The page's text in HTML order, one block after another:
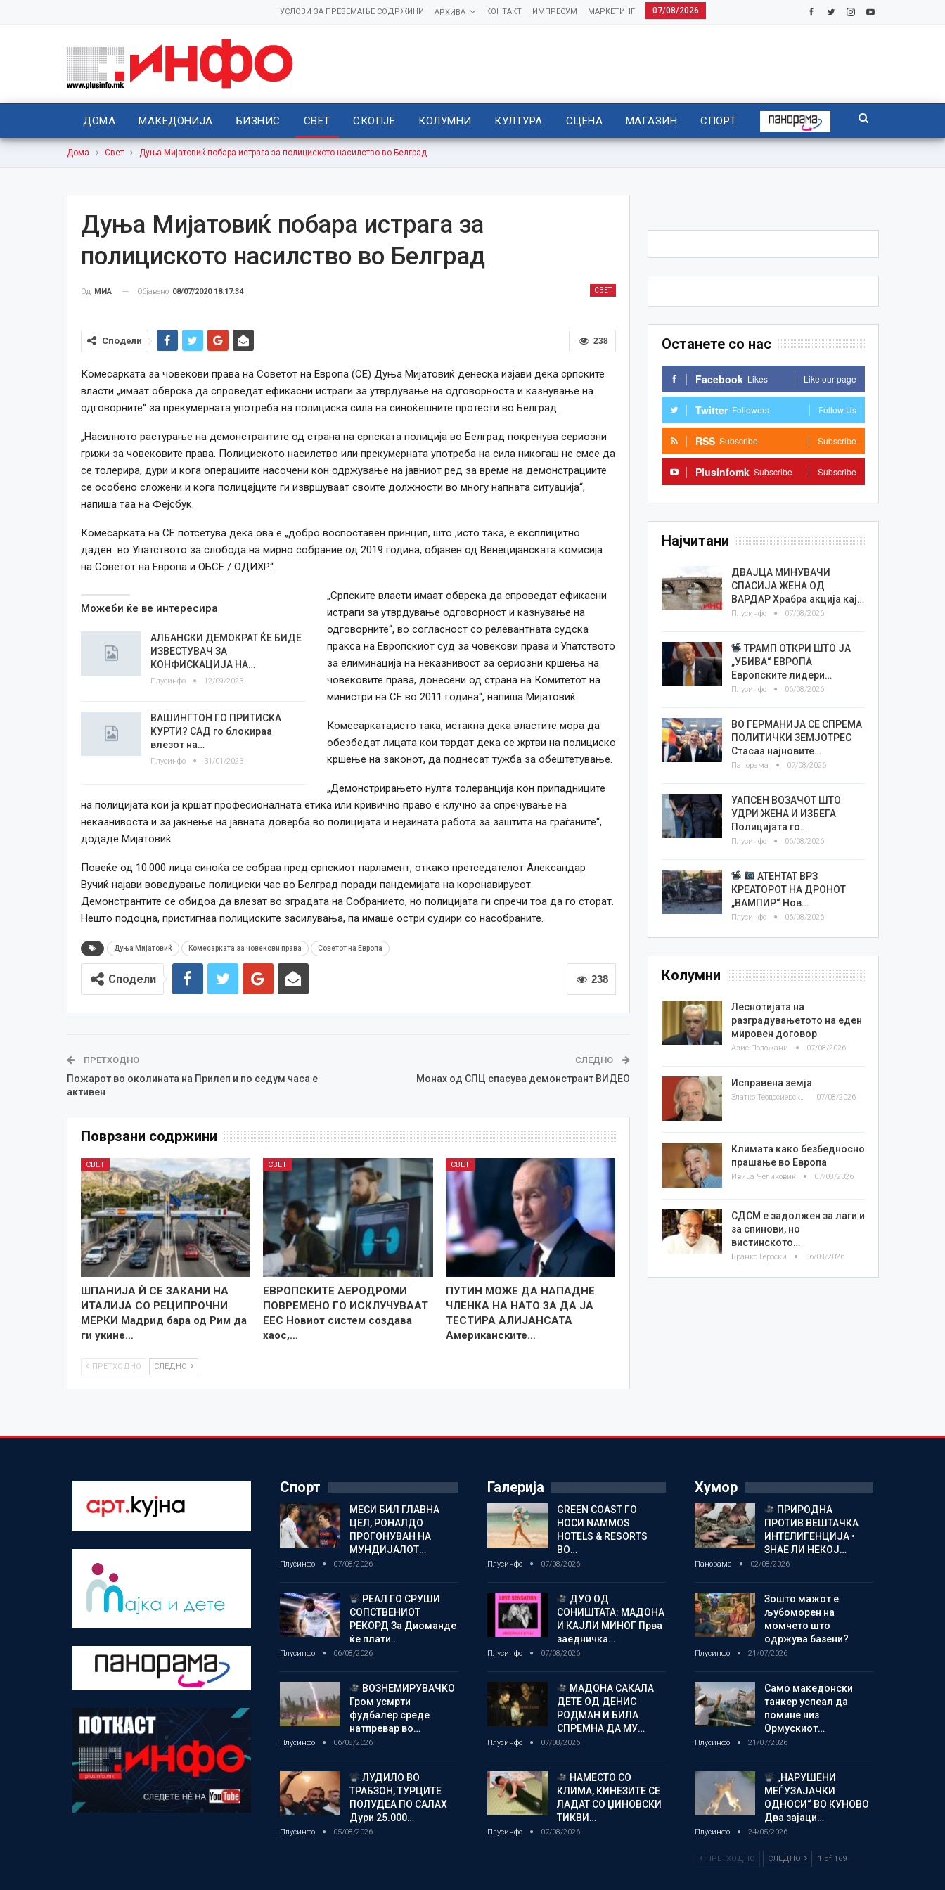
07/08/2026
МАРКЕТИНГ
ИМПРЕСУМ
КОНТАКТ
АРХИВА
УСЛОВИ ЗА ПРЕЗЕМАЊЕ СОДРЖИНИ
ДОМА МАКЕДОНИЈА БИЗНИС СВЕТ СКОПЈЕ КОЛУМНИ КУЛТУРА СЦЕНА МАГАЗИН СПОРТ
Дома Свет Дуња Мијатовиќ побара истрага за полициското насилство во Белград
Дуња Мијатовиќ побара истрага за
полициското насилство во Белград
СВЕТ
Од МИА Објавено 08/07/2020 18:17:34
238
Сподели
Комесарката за човекови права на Советот на Европа (СЕ) Дуња Мијатовиќ денеска изјави дека српските
власти „имаат обврска да спроведат ефикасни истраги за утврдување на одговорноста и казнување на
одговорните“ за прекумерната употреба на полициска сила на синоќешните протести во Белград.
„Насилното растурање на демонстрантите од страна на српската полиција во Белград покренува сериозни
грижи за човековите права. Полициското насилство или прекумерната употреба на сила никогаш не смее да
се толерира, дури и кога операциите насочени кон одржување на јавниот ред за време на демонстрациите
се особено сложени и кога полицајците ги извршуваат своите должности во многу напната ситуација“,
напиша таа на Фејсбук.
Комесарката на СЕ потсетува дека ова е „добро воспоставен принцип, што ,исто така, е експлицитно
даден во Упатството за слобода на мирно собрание од 2019 година, објавен од Венецијанската комисија
на Советот на Европа и ОБСЕ / ОДИХР“.
Можеби ќе ве интересира
АЛБАНСКИ ДЕМОКРАТ ЌЕ БИДЕ
ИЗВЕСТУВАЧ ЗА
КОНФИСКАЦИЈА НА…
Плусинфо 12/09/2023
ВАШИНГТОН ГО ПРИТИСКА
КУРТИ? САД го блокираа
влезот на…
Плусинфо 31/01/2023
„Српските власти имаат обврска да спроведат ефикасни
истраги за утврдување одговорност и казнување на
одговорните“, во согласност со релевантната судска
пракса на Европскиот суд за човекови права и Упатството
за елиминација на неказнивост за сериозни кршења на
човековите права, донесени од страна на Комитетот на
министри на СЕ во 2011 година“, напиша Мијатовиќ
Комесарката,исто така, истакна дека властите мора да
обезбедат лицата кои тврдат дека се жртви на полициско
кршење на законот, да поднесат тужба за обештетување.
„Демонстрирањето нулта толеранција кон припадниците
на полицијата кои ја кршат професионалната етика или кривично право е клучно за спречување на
неказнивоста и за јакнење на јавната доверба во полицијата и нејзината работа за заштита на граѓаните“,
додаде Мијатовиќ.
Повеќе од 10.000 лица синоќа се собраа пред српскиот парламент, откако претседателот Александар
Вучиќ најави воведување полициски час во Белград поради пандемијата на коронавирусот.
Демонстрантите се обидоа да влезат во зградата на Собранието, но полицијата ги спречи тоа да го сторат.
Нешто подоцна, пристигнаа полициските засилувања, па имаше остри судири со насобраните.
Дуња Мијатовиќ Комесарката за човекови права Советот на Европа
238
Сподели
ПРЕТХОДНО
Пожарот во околината на Прилеп и по седум часа е
активен
СЛЕДНО
Монах од СПЦ спасува демонстрант ВИДЕО
Поврзани содржини
СВЕТ
ШПАНИЈА Ѝ СЕ ЗАКАНИ НА
ИТАЛИЈА СО РЕЦИПРОЧНИ
МЕРКИ Мадрид бара од Рим да
ги укине…
СВЕТ
ЕВРОПСКИТЕ АЕРОДРОМИ
ПОВРЕМЕНО ГО ИСКЛУЧУВААТ
ЕЕС Новиот систем создава
хаос,…
СВЕТ
ПУТИН МОЖЕ ДА НАПАДНЕ
ЧЛЕНКА НА НАТО ЗА ДА ЈА
ТЕСТИРА АЛИЈАНСАТА
Американските…
ПРЕТХОДНО СЛЕДНО
Останете со нас
Facebook Likes Like our page
Twitter Followers Follow Us
RSS Subscribe Subscribe
Plusinfomk Subscribe Subscribe
Најчитани
ДВАЈЦА МИНУВАЧИ
СПАСИЈА ЖЕНА ОД
ВАРДАР Храбра акција кај…
Плусинфо 07/08/2026
ТРАМП ОТКРИ ШТО ЈА
„УБИВА“ ЕВРОПА
Европските лидери…
Плусинфо 06/08/2026
ВО ГЕРМАНИЈА СЕ СПРЕМА
ПОЛИТИЧКИ ЗЕМЈОТРЕС
Стасаа најновите…
Панорама 07/08/2026
УАПСЕН ВОЗАЧОТ ШТО
УДРИ ЖЕНА И ИЗБЕГА
Полицијата го…
Плусинфо 06/08/2026
АТЕНТАТ ВРЗ
КРЕАТОРОТ НА ДРОНОТ
„ВАМПИР“ Нов…
Плусинфо 06/08/2026
Колумни
Леснотијата на
разградувањетото на еден
мировен договор
Азис Положани 07/08/2026
Исправена земја
Златко Теодосиевски 07/08/2026
Климата како безбедносно
прашање во Европа
Ивица Челиковиќ 07/08/2026
СДСМ е задолжен за лаги и
за спинови, но
вистинското…
Бранко Героски 06/08/2026
Спорт
МЕСИ БИЛ ГЛАВНА
ЦЕЛ, РОНАЛДО
ПРОГОНУВАН НА
МУНДИЈАЛОТ…
Плусинфо 07/08/2026
РЕАЛ ГО СРУШИ
СОПСТВЕНИОТ
РЕКОРД За Диоманде
ќе плати…
Плусинфо 06/08/2026
ВОЗНЕМИРУВАЧКО
Гром усмрти
фудбалер среде
натпревар во…
Плусинфо 06/08/2026
ЛУДИЛО ВО
ТРАБЗОН, ТУРЦИТЕ
ПОЛУДЕА ПО САЛАХ
Дури 25.000…
Плусинфо 05/08/2026
Галерија
GREEN COAST ГО
НОСИ NAMMOS
HOTELS & RESORTS
ВО…
Плусинфо 07/08/2026
ДУО ОД
СОНИШТАТА: МАДОНА
И КАЈЛИ МИНОГ Прва
заедничка…
Плусинфо 07/08/2026
МАДОНА САКАЛА
ДЕТЕ ОД ДЕНИС
РОДМАН И БИЛА
СПРЕМНА ДА МУ…
Плусинфо 07/08/2026
НАМЕСТО СО
КЛИМА, КИНЕЗИТЕ СЕ
ЛАДАТ СО ЏИНОВСКИ
ТИКВИ…
Плусинфо 07/08/2026
Хумор
ПРИРОДНА
ПРОТИВ ВЕШТАЧКА
ИНТЕЛИГЕНЦИЈА •
ЗНАЕ ЛИ НЕКОЈ…
Панорама 02/08/2026
Зошто мажот е
љубоморен на
момчето што
одржува базени?
Плусинфо 21/07/2026
Само македонски
танкер успеал да
помине низ
Ормускиот…
Плусинфо 21/07/2026
„НАРУШЕНИ
МЕЃУЗАЈАЧКИ
ОДНОСИ“ ВО КУНОВО
Два зајаци…
Плусинфо 24/05/2026
ПРЕТХОДНО СЛЕДНО 1 of 169